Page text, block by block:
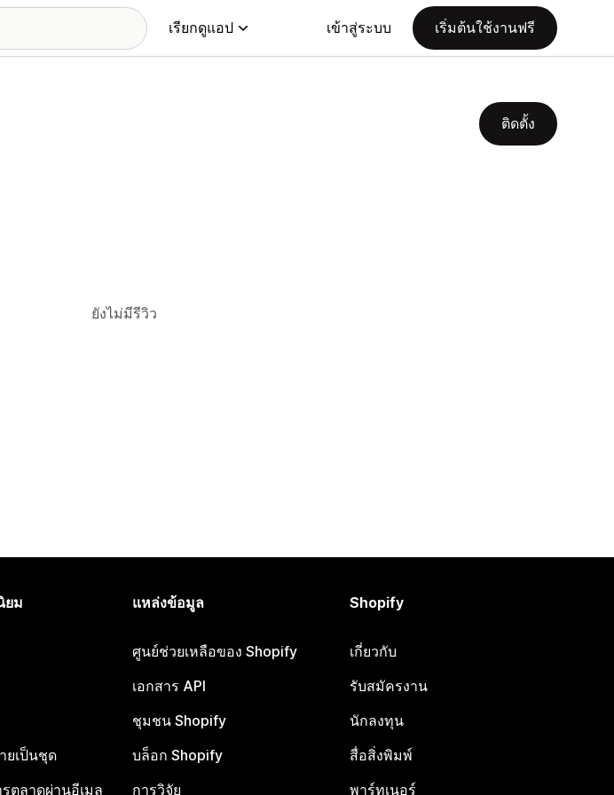
เรียกดูแอป เข้าสู่ระบบ เริ่มต้นใช้งานฟรี
ติดตั้ง
ยังไม่มีรีวิว
ยม
ยเป็นชุด
ตลาดผ่านอีเมล
แหล่งข้อมูล
ศูนย์ช่วยเหลือของ Shopify
เอกสาร API
ชุมชน Shopify
บล็อก Shopify
การวิจัย
Shopify
เกี่ยวกับ
รับสมัครงาน
นักลงทุน
สื่อสิ่งพิมพ์
พาร์ทเนอร์